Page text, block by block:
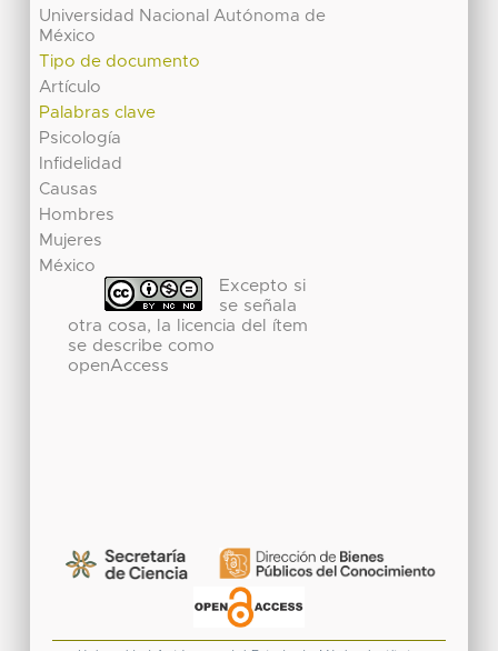
Universidad Nacional Autónoma de
México
Tipo de documento
Artículo
Palabras clave
Psicología
Infidelidad
Causas
Hombres
Mujeres
México
Excepto si
se señala
otra cosa, la licencia del ítem
se describe como
openAccess